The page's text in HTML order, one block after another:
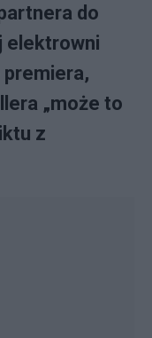
do
elektrowni
premiera,
„może to
z